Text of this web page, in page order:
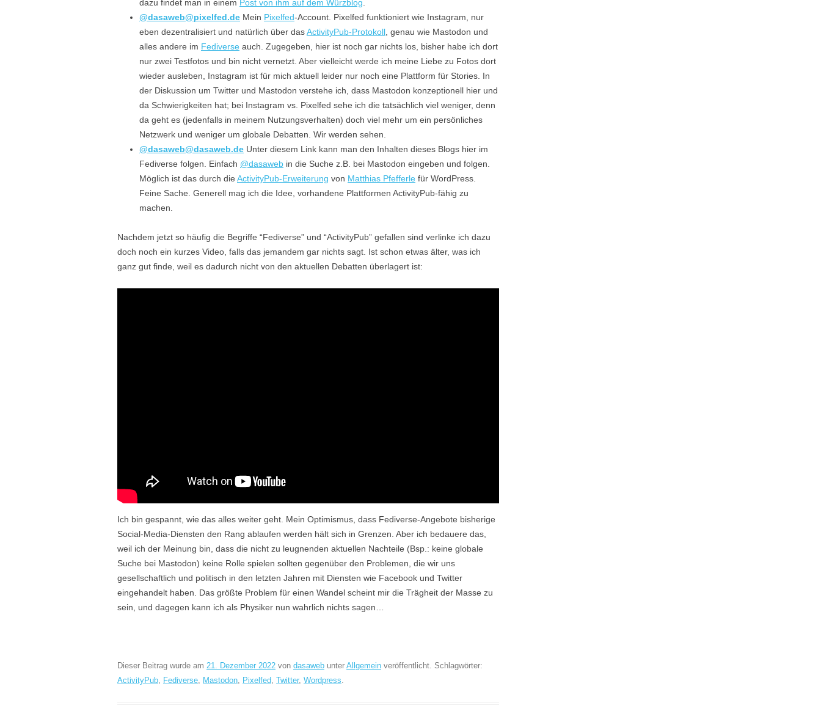
dazu findet man in einem Post von ihm auf dem Würzblog
@dasaweb@pixelfed.de Mein Pixelfed-Account. Pixelfed funktioniert wie Instagram, nur
eben dezentralisiert und natürlich über dasActivityPub-Protokoll , genau wie Mastodon und
alles andere im Fediverse auch. Zugegeben, hier ist noch gar nichts los, bisher habe ich dort
nur zwei Testfotos und bin nicht vernetzt. Aber vielleicht werde ich meine Liebe zu Fotos dort
wieder ausleben, Instagram ist für mich aktuell leider nur noch eine Plattform für Stories. In
der Diskussion um Twitter und Mastodon verstehe ich, dass Mastodon konzeptionell hier und
da Schwierigkeiten hat; bei Instagram vs. Pixelfed sehe ich die tatsächlich viel weniger, denn
da geht es (jedenfalls in meinem Nutzungsverhalten) doch viel mehr um ein persönliches
Netzwerk und weniger um globale Debatten. Wir werden sehen.
@dasaweb@dasaweb.de Unter diesem Link kann man den Inhalten dieses Blogs hier im
Fediverse folgen. Einfach @dasaweb in die Suche z.B. bei Mastodon eingeben und folgen.
Möglich ist das durch die ActivityPub-Erweiterung von Matthias Pfefferle für WordPress.
Feine Sache. Generell mag ich die Idee, vorhandene Plattformen ActivityPub-fähig zu
machen.
Nachdem jetzt so häufig die Begriffe “Fediverse” und “ActivityPub” gefallen sind verlinke ich dazu
doch noch ein kurzes Video, falls das jemandem gar nichts sagt. Ist schon etwas älter, was ich
ganz gut finde, weil es dadurch nicht von den aktuellen Debatten überlagert ist:
Ich bin gespannt, wie das alles weiter geht. Mein Optimismus, dass Fediverse-Angebote bisherige
Social-Media-Diensten den Rang ablaufen werden hält sich in Grenzen. Aber ich bedauere das,
weil ich der Meinung bin, dass die nicht zu leugnenden aktuellen Nachteile (Bsp.: keine globale
Suche bei Mastodon) keine Rolle spielen sollten gegenüber den Problemen, die wir uns
gesellschaftlich und politisch in den letzten Jahren mit Diensten wie Facebook und Twitter
eingehandelt haben. Das größte Problem für einen Wandel scheint mir die Trägheit der Masse zu
sein, und dagegen kann ich als Physiker nun wahrlich nichts sagen…
Dieser Beitrag wurde am 21. Dezember 2022 von dasaweb unter Allgemein veröffentlicht. Schlagwörter:
ActivityPub Fediverse Mastodon Pixelfed Twitter, Wordpress